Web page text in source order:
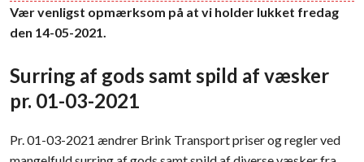
Vær venligst opmærksom på at vi holder lukket fredag
den 14-05-2021.
Surring af gods samt spild af væsker
pr. 01-03-2021
Pr. ​01-03-2021 ændrer Brink Transport priser og regler ved